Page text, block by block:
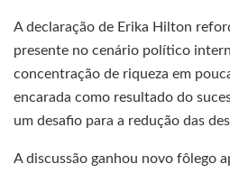
A declaração de Erika Hilton
presente no cenário político
concentração de riqueza em
encarada como resultado do
um desafio para a redução das
A discussão ganhou novo fôlego